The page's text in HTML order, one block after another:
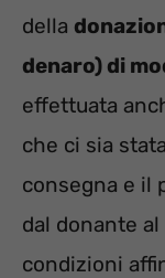
della
denaro) di
effettuata
che ci sia
consegna e il
dal donante
condizioni